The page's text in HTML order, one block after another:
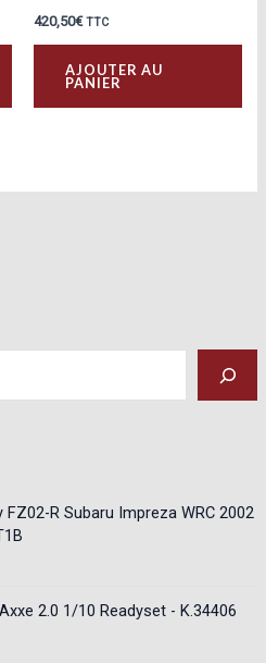
FZ02-R Subaru Impreza WRC 2002
2.0 1/10 Readyset - K.34406
420,50€ TTC
AJOUTER AU
PANIER